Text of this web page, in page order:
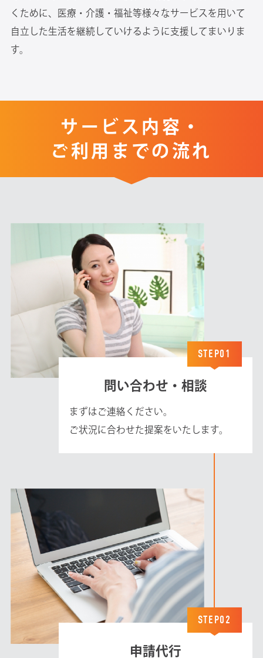
くために、医療・介護・福祉等様々なサービスを用いて
自立した生活を継続していけるように支援してまいりま
す。
サービス内容・
ご利用までの流れ
STEP01
問い合わせ・相談
まずはご連絡ください。
ご状況に合わせた提案をいたします。
STEP02
申請代行